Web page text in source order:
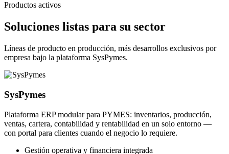
Productos activos
Soluciones listas para su sector
Líneas de producto en producción, más desarrollos exclusivos por
empresa bajo la plataforma SysPymes.
SysPymes
Plataforma ERP modular para PYMES: inventarios, producción,
ventas, cartera, contabilidad y rentabilidad en un solo entorno —
con portal para clientes cuando el negocio lo requiere.
Gestión operativa y financiera integrada